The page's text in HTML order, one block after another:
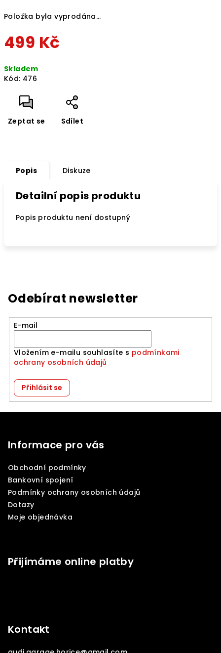
Položka byla vyprodána…
499 Kč
cena:
Skladem
Kód: 476
Zeptat se Sdílet
Popis Diskuze
Detailní popis produktu
Popis produktu není dostupný
Odebírat newsletter
E-mail
Vložením e-mailu souhlasíte s podmínkami
ochrany osobních údajů
Přihlásit se
Informace pro vás
Obchodní podmínky
Bankovní spojení
Podmínky ochrany osobních údajů
Dotazy
Moje objednávka
Přijímáme online platby
Kontakt